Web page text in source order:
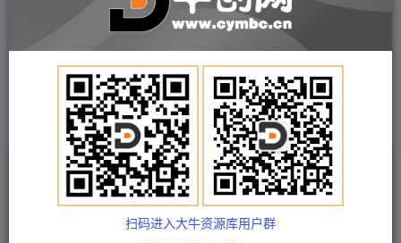
文字广告火爆招租 文字广告火爆招租
文字广告火爆招租
文字广告火爆招租 文字广告火爆招租
付费项目 中创网 正文
（4741期）【引流必备】光猫-B站手机引流【永久
脚本+详细教程】
扫码进入大牛资源库用户群